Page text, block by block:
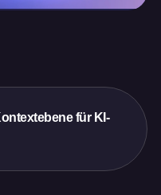
für KI-